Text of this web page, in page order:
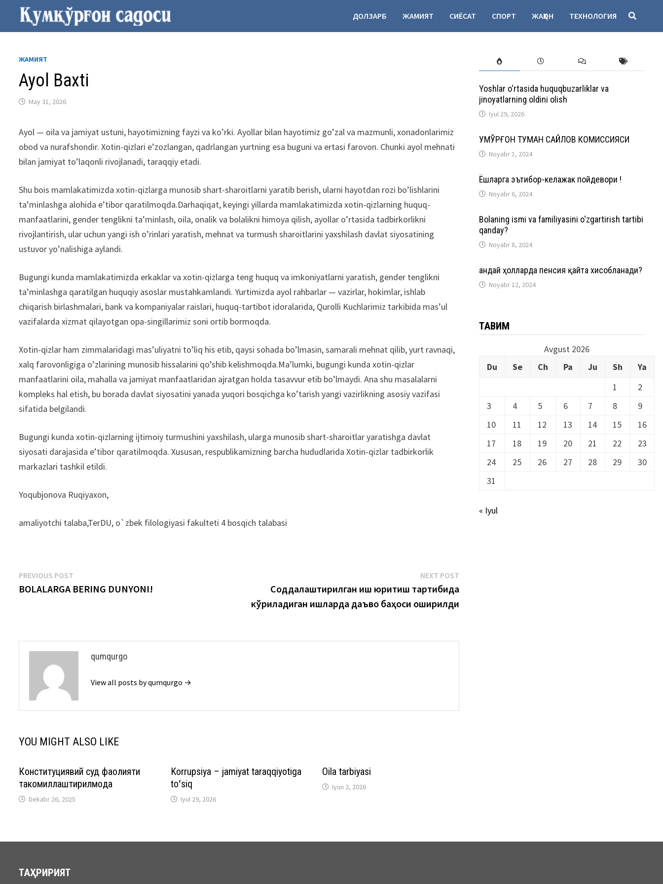
content
ДОЛЗАРБ ЖАМИЯТ СИЁСАТ СПОРТ ЖАҲОН ТЕХНОЛОГИЯ
ЖАМИЯТ
Ayol Baxti
May 31, 2026
Ayol — oila va jamiyat ustuni, hayotimizning fayzi va ko’rki. Ayollar bilan hayotimiz go’zal va mazmunli, xonadonlarimiz
obod va nurafshondir. Xotin-qizlari e’zozlangan, qadrlangan yurtning esa buguni va ertasi farovon. Chunki ayol mehnati
bilan jamiyat to’laqonli rivojlanadi, taraqqiy etadi.
Shu bois mamlakatimizda xotin-qizlarga munosib shart-sharoitlarni yaratib berish, ularni hayotdan rozi bo’lishlarini
ta’minlashga alohida e’tibor qaratilmoqda.Darhaqiqat, keyingi yillarda mamlakatimizda xotin-qizlarning huquq-
manfaatlarini, gender tenglikni ta’minlash, oila, onalik va bolalikni himoya qilish, ayollar o’rtasida tadbirkorlikni
rivojlantirish, ular uchun yangi ish o’rinlari yaratish, mehnat va turmush sharoitlarini yaxshilash davlat siyosatining
ustuvor yo’nalishiga aylandi.
Bugungi kunda mamlakatimizda erkaklar va xotin-qizlarga teng huquq va imkoniyatlarni yaratish, gender tenglikni
ta’minlashga qaratilgan huquqiy asoslar mustahkamlandi. Yurtimizda ayol rahbarlar — vazirlar, hokimlar, ishlab
chiqarish birlashmalari, bank va kompaniyalar raislari, huquq-tartibot idoralarida, Qurolli Kuchlarimiz tarkibida mas’ul
vazifalarda xizmat qilayotgan opa-singillarimiz soni ortib bormoqda.
Xotin-qizlar ham zimmalaridagi mas’uliyatni to’liq his etib, qaysi sohada bo’lmasin, samarali mehnat qilib, yurt ravnaqi,
xalq farovonligiga o’zlarining munosib hissalarini qo’shib kelishmoqda.Ma’lumki, bugungi kunda xotin-qizlar
manfaatlarini oila, mahalla va jamiyat manfaatlaridan ajratgan holda tasavvur etib bo’lmaydi. Ana shu masalalarni
kompleks hal etish, bu borada davlat siyosatini yanada yuqori bosqichga ko’tarish yangi vazirlikning asosiy vazifasi
sifatida belgilandi.
Bugungi kunda xotin-qizlarning ijtimoiy turmushini yaxshilash, ularga munosib shart-sharoitlar yaratishga davlat
siyosati darajasida e’tibor qaratilmoqda. Xususan, respublikamizning barcha hududlarida Xotin-qizlar tadbirkorlik
markazlari tashkil etildi.
Yoqubjonova Ruqiyaxon,
amaliyotchi talaba,TerDU, o`zbek filologiyasi fakulteti 4 bosqich talabasi
Post
menyusi
PREVIOUS POST
post:
BOLALARGA BERING DUNYONI!
NEXT POSTNext
post:
Соддалаштирилган иш юритиш тартибида
кўриладиган ишларда даъво баҳоси оширилди
qumqurgo
View all posts by qumqurgo →
YOU MIGHT ALSO LIKE
Конституциявий суд фаолияти
такомиллаштирилмоқда
Dekabr 26, 2025
Korrupsiya – jamiyat taraqqiyotiga
toʻsiq
Iyul 29, 2026
Oila tarbiyasi
Iyun 2, 2026
Yoshlar o‘rtasida huquqbuzarliklar va
jinoyatlarning oldini olish
Iyul 29, 2026
ҚУМҚЎРҒОН ТУМАН САЙЛОВ КОМИССИЯСИ
Noyabr 1, 2024
Ёшларга эътибор-келажак пойдевори !
Noyabr 6, 2024
Bolaning ismi va familiyasini o‘zgartirish tartibi
qanday?
Noyabr 8, 2024
Қандай ҳолларда пенсия қайта хисобланади?
Noyabr 12, 2024
ТАҚВИМ
Avgust 2026
Du
Se Ch Pa Ju Sh
Ya
1
2
3
4 5 6 7 8
9
10
11 12 13 14 15
16
17
18 19 20 21 22
23
24
25 26 27 28 29
30
31
« Iyul
ТАҲРИРИЯТ